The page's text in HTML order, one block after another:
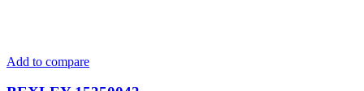
Add to compare